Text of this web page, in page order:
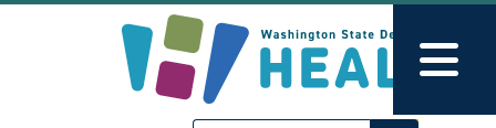
דילוג לתוכן העיקרי
Skip to Feedback
Main Menu